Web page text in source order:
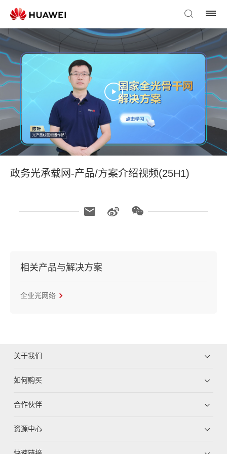
政务光承载网-产品/方案介绍视频(25H1)
相关产品与解决方案
企业光网络
关于我们
如何购买
合作伙伴
资源中心